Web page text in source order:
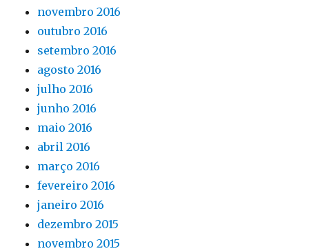
novembro 2016
outubro 2016
setembro 2016
agosto 2016
julho 2016
junho 2016
maio 2016
abril 2016
março 2016
fevereiro 2016
janeiro 2016
dezembro 2015
novembro 2015